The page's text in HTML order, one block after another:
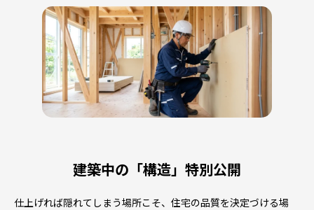
建築中の「構造」特別公開
仕上げれば隠れてしまう場所こそ、住宅の品質を決定づける場